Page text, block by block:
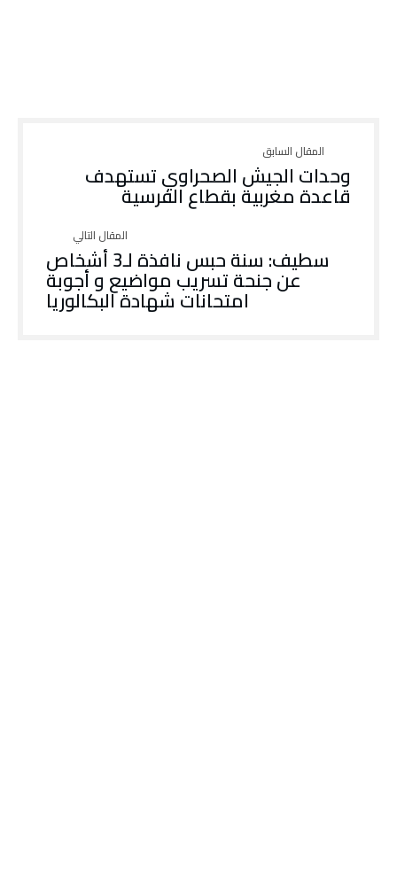
وحدات الجيش الصحراوي تستهدف
قاعدة مغربية بقطاع الفرسية
سطيف: سنة حبس نافذة لـ3 أشخاص
عن جنحة تسريب مواضيع و أجوبة
امتحانات شهادة البكالوريا